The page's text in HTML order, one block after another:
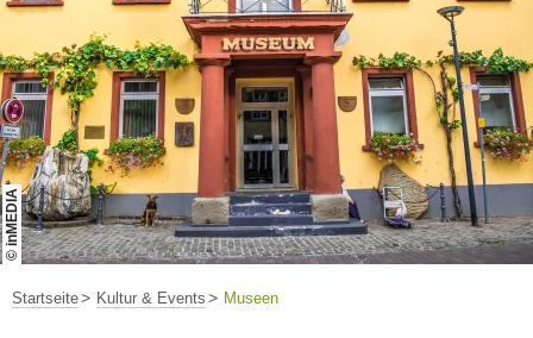
Kultur & Events
Buchen & Service
© inMEDIA
Startseite Kultur & Events Museen